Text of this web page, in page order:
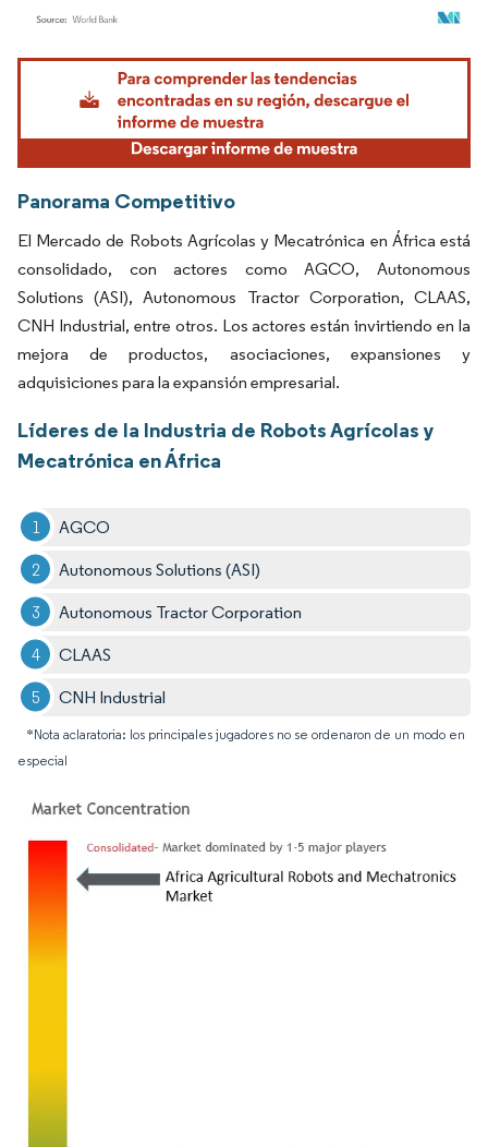
Imagen © Mordor Intelligence. El uso requiere atribución según CC BY 4.0.
Panorama Competitivo
El Mercado de Robots Agrícolas y Mecatrónica en África está
consolidado, con actores como AGCO, Autonomous
Solutions (ASI), Autonomous Tractor Corporation, CLAAS,
CNH Industrial, entre otros. Los actores están invirtiendo en la
mejora de productos, asociaciones, expansiones y
adquisiciones para la expansión empresarial.
Líderes de la Industria de Robots Agrícolas y
Mecatrónica en África
AGCO
Autonomous Solutions (ASI)
Autonomous Tractor Corporation
CLAAS
CNH Industrial
*Nota aclaratoria: los principales jugadores no se ordenaron de un modo en
especial